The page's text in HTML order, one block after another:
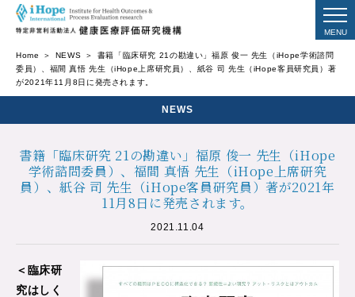
Home NEWS
書籍「臨床研究 21の勘違い」福原 俊一 先生（iHope学術諮問
委員）、福間 真悟 先生（iHope上席研究員）、紙谷 司 先生（iHope客員研究員）著
が2021年11月8日に発売されます。
NEWS
書籍「臨床研究 21の勘違い」福原 俊一 先生（iHope
学術諮問委員）、福間 真悟 先生（iHope上席研究
員）、紙谷 司 先生（iHope客員研究員）著が2021年
11月8日に発売されます。
2021.11.04
＜臨床研
究はしく